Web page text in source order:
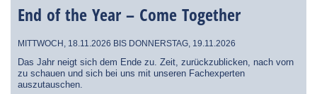
End of the Year – Come Together
MITTWOCH, 18.11.2026 BIS DONNERSTAG, 19.11.2026
Das Jahr neigt sich dem Ende zu. Zeit, zurückzublicken, nach vorn
zu schauen und sich bei uns mit unseren Fachexperten
auszutauschen.